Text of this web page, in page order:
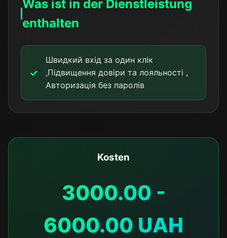
Was ist in der Dienstleistung
enthalten
Швидкий вхід за один клік
,Підвищення довіри та лояльності ,
Авторизація без паролів
Kosten
3000.00 -
6000.00 UAH